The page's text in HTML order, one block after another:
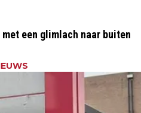
een glimlach naar buiten